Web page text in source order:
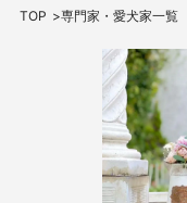
TOP 専門家・愛犬家一覧